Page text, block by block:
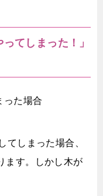
てしまった！」
った場合
てしまった場合、
ます。しかし木が